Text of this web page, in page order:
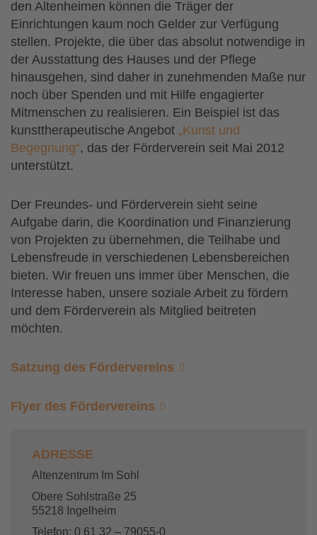
den Altenheimen können die Träger der
Einrichtungen kaum noch Gelder zur Verfügung
stellen. Projekte, die über das absolut notwendige in
der Ausstattung des Hauses und der Pflege
hinausgehen, sind daher in zunehmenden Maße nur
noch über Spenden und mit Hilfe engagierter
Mitmenschen zu realisieren. Ein Beispiel ist das
kunsttherapeutische Angebot „Kunst und
Begegnung“, das der Förderverein seit Mai 2012
unterstützt.
Der Freundes- und Förderverein sieht seine
Aufgabe darin, die Koordination und Finanzierung
von Projekten zu übernehmen, die Teilhabe und
Lebensfreude in verschiedenen Lebensbereichen
bieten. Wir freuen uns immer über Menschen, die
Interesse haben, unsere soziale Arbeit zu fördern
und dem Förderverein als Mitglied beitreten
möchten.
Satzung des Fördervereins
Flyer des Fördervereins
ADRESSE
Altenzentrum Im Sohl
Obere Sohlstraße 25
55218 Ingelheim
Telefon: 0 61 32 – 79055-0